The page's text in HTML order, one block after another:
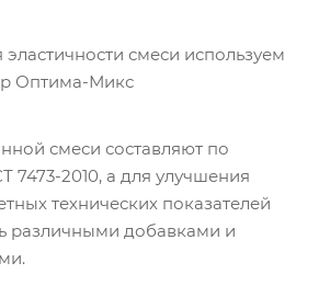
смеси используем
Оптима-Микс
смеси составляют по
7473-2010, а для улучшения
технических показателей
различными добавками и